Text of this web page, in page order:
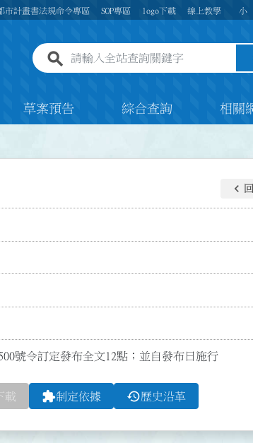
市計畫書法規命令專區 SOP專區 logo下載 線上教學 小
全站查詢關鍵字欄位
草案預告 綜合查詢 相關
keyboard_arrow_left
號令訂定發布全文12點；並自發布日施行
載 extension制定依據 history歷史沿革